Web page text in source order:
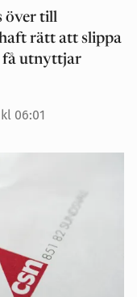
över till
rätt att slippa
få utnyttjar
06:01